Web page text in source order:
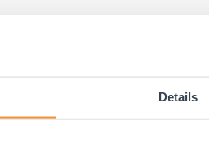
Details
met groot succes gebruikt!
gebruikt voor alle soorten